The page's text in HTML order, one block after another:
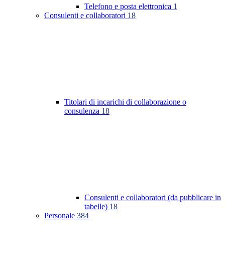
Telefono e posta elettronica 1
Consulenti e collaboratori 18
Titolari di incarichi di collaborazione o
consulenza 18
Consulenti e collaboratori (da pubblicare in
tabelle) 18
Personale 384